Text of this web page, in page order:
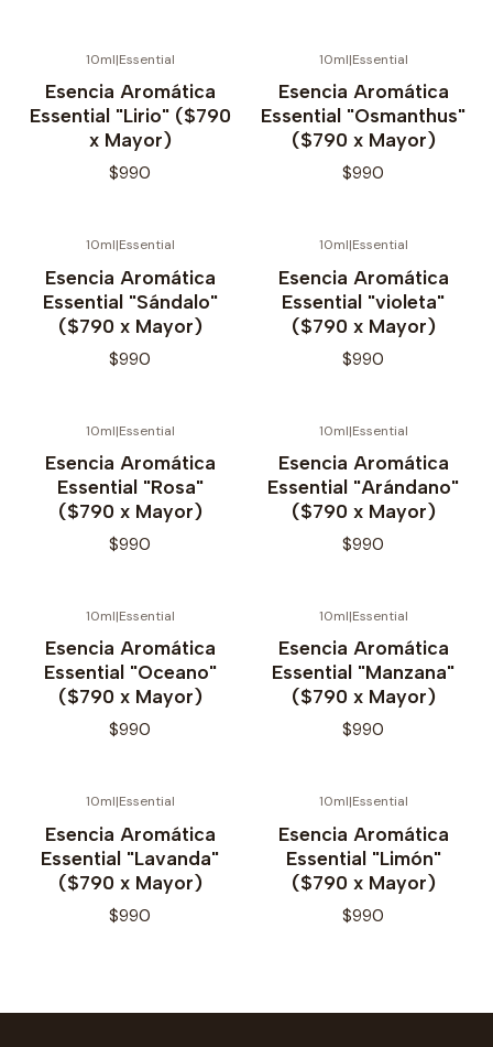
10ml|Essential
Esencia Aromática
Essential "Lirio" ($790
x Mayor)
$990
10ml|Essential
Esencia Aromática
Essential "Osmanthus"
($790 x Mayor)
$990
10ml|Essential
Esencia Aromática
Essential "Sándalo"
($790 x Mayor)
$990
10ml|Essential
Esencia Aromática
Essential "violeta"
($790 x Mayor)
$990
10ml|Essential
Esencia Aromática
Essential "Rosa"
($790 x Mayor)
$990
10ml|Essential
Esencia Aromática
Essential "Arándano"
($790 x Mayor)
$990
10ml|Essential
Esencia Aromática
Essential "Oceano"
($790 x Mayor)
$990
10ml|Essential
Esencia Aromática
Essential "Manzana"
($790 x Mayor)
$990
10ml|Essential
Esencia Aromática
Essential "Lavanda"
($790 x Mayor)
$990
10ml|Essential
Esencia Aromática
Essential "Limón"
($790 x Mayor)
$990